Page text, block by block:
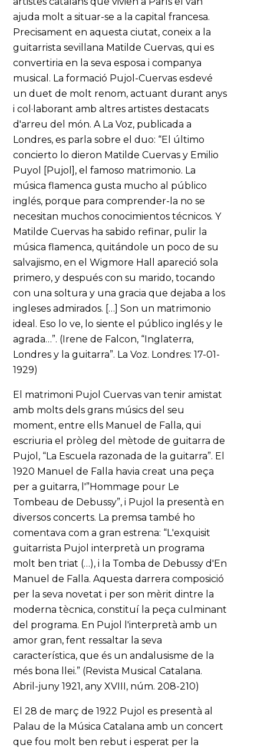
ajuda molt a situar-se a la capital francesa.
Precisament en aquesta ciutat, coneix a la
guitarrista sevillana Matilde Cuervas, qui es
convertiria en la seva esposa i companya
musical. La formació Pujol-Cuervas esdevé
un duet de molt renom, actuant durant anys
i col·laborant amb altres artistes destacats
d'arreu del món. A La Voz, publicada a
Londres, es parla sobre el duo: “El último
concierto lo dieron Matilde Cuervas y Emilio
Puyol [Pujol], el famoso matrimonio. La
música flamenca gusta mucho al público
inglés, porque para comprender-la no se
necesitan muchos conocimientos técnicos. Y
Matilde Cuervas ha sabido refinar, pulir la
música flamenca, quitándole un poco de su
salvajismo, en el Wigmore Hall apareció sola
primero, y después con su marido, tocando
con una soltura y una gracia que dejaba a los
ingleses admirados. […] Son un matrimonio
ideal. Eso lo ve, lo siente el público inglés y le
agrada…”. (Irene de Falcon, “Inglaterra,
Londres y la guitarra”. La Voz. Londres: 17-01-
1929)
El matrimoni Pujol Cuervas van tenir amistat
amb molts dels grans músics del seu
moment, entre ells Manuel de Falla, qui
escriuria el pròleg del mètode de guitarra de
Pujol, “La Escuela razonada de la guitarra”. El
1920 Manuel de Falla havia creat una peça
per a guitarra, l'”Hommage pour Le
Tombeau de Debussy”, i Pujol la presentà en
diversos concerts. La premsa també ho
comentava com a gran estrena: “L'exquisit
guitarrista Pujol interpretà un programa
molt ben triat (…), i la Tomba de Debussy d'En
Manuel de Falla. Aquesta darrera composició
per la seva novetat i per son mèrit dintre la
moderna tècnica, constituí la peça culminant
del programa. En Pujol l'interpretà amb un
amor gran, fent ressaltar la seva
característica, que és un andalusisme de la
més bona llei.” (Revista Musical Catalana.
Abril-juny 1921, any XVIII, núm. 208-210)
El 28 de març de 1922 Pujol es presentà al
Palau de la Música Catalana amb un concert
que fou molt ben rebut i esperat per la